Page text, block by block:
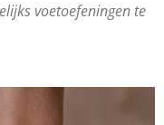
voetoefeningen te